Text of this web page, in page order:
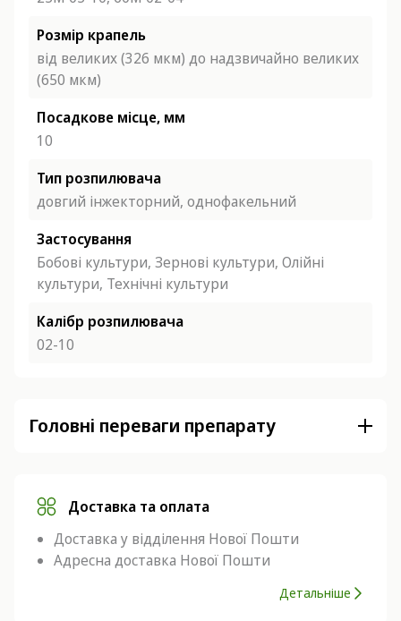
Розмір крапель
від великих (326 мкм) до надзвичайно великих
(650 мкм)
Посадкове місце, мм
10
Тип розпилювача
довгий інжекторний, однофакельний
Застосування
Бобові культури, Зернові культури, Олійні
культури, Технічні культури
Калібр розпилювача
02-10
Головні переваги препарату
Доставка та оплата
Доставка у відділення Нової Пошти
Адресна доставка Нової Пошти
Детальніше